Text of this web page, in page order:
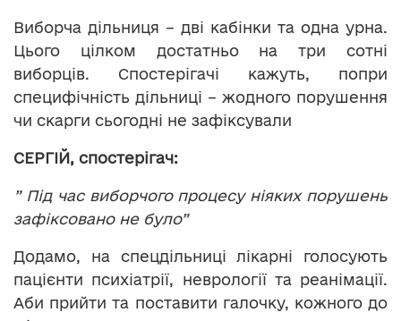
Виборча дільниця – дві кабінки та одна урна.
Цього цілком достатньо на три сотні
виборців. Спостерігачі кажуть, попри
специфічність дільниці – жодного порушення
чи скарги сьогодні не зафіксували
СЕРГІЙ, спостерігач:
” Під час виборчого процесу ніяких порушень
зафіксовано не було”
Додамо, на спецдільниці лікарні голосують
пацієнти психіатрії, неврології та реанімації.
Аби прийти та поставити галочку, кожного до